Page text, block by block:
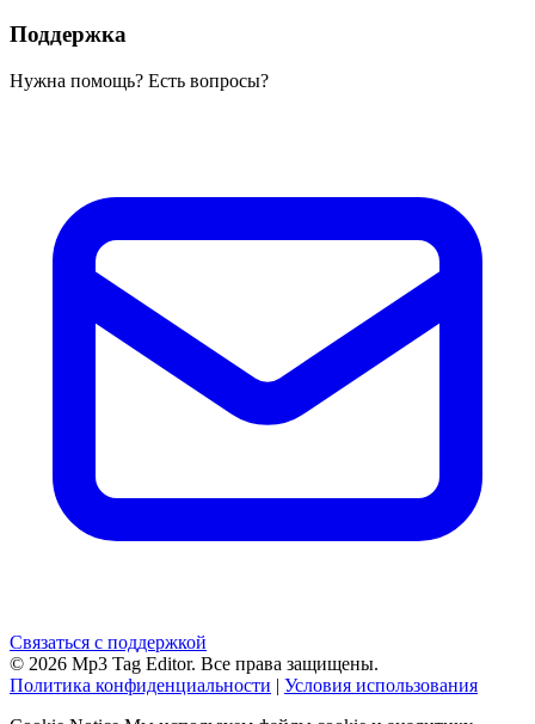
Поддержка
Нужна помощь? Есть вопросы?
Связаться с поддержкой
© 2026 Mp3 Tag Editor. Все права защищены.
Политика конфиденциальности | Условия использования